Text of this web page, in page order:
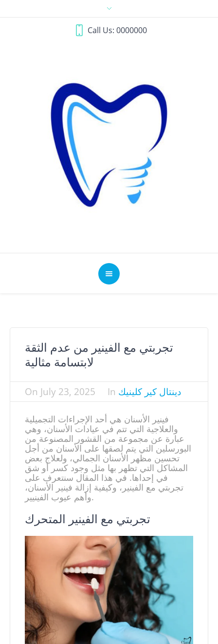
Call Us: 0000000
تجربتي مع الفينير من عدم الثقة
لابتسامة مثالية
On July 23, 2025 In دينتال كير كلينيك
فينير الأسنان هي أحد الإجراءات التجميلية
والعلاجية التي تتم في عيادات الأسنان، وهي
عبارة عن مجموعة من القشور المصنوعة من
البورسلين التي يتم لصقها على الأسنان من أجل
تحسين مظهر الأسنان الجمالي، ولعلاج بعض
المشاكل التي تظهر بها مثل وجود كسر أو شق
في إحداها. في هذا المقال سنتعرف على
تجربتي مع الفينير، وكيفية إزالة فينير الأسنان،
وأهم عيوب الفينيير.